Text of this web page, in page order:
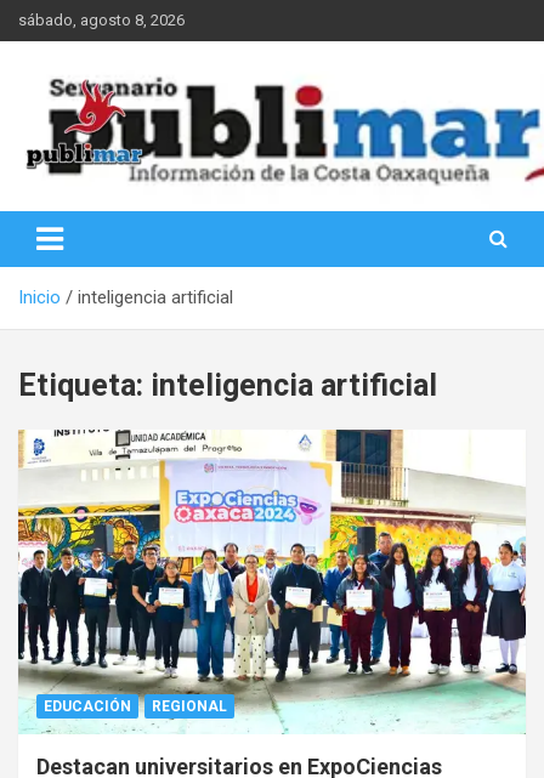
Saltar
al
sábado, agosto 8, 2026
PubliMar
Inicio inteligencia artificial
Etiqueta: inteligencia artificial
EDUCACIÓN REGIONAL
Destacan universitarios en ExpoCiencias